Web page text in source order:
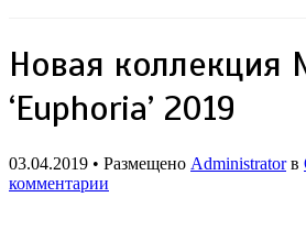
Новая коллекция
‘Euphoria’ 2019
03.04.2019 • Размещено Administratorв
комментарии